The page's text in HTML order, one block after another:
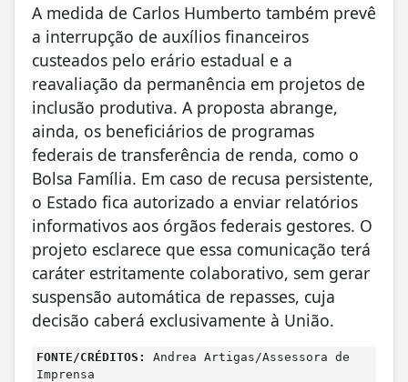
A medida de Carlos Humberto também prevê
a interrupção de auxílios financeiros
custeados pelo erário estadual e a
reavaliação da permanência em projetos de
inclusão produtiva. A proposta abrange,
ainda, os beneficiários de programas
federais de transferência de renda, como o
Bolsa Família. Em caso de recusa persistente,
o Estado fica autorizado a enviar relatórios
informativos aos órgãos federais gestores. O
projeto esclarece que essa comunicação terá
caráter estritamente colaborativo, sem gerar
suspensão automática de repasses, cuja
decisão caberá exclusivamente à União.
FONTE/CRÉDITOS:
Andrea Artigas/Assessora de
Imprensa